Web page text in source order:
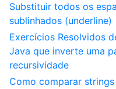
Substituir todos os
sublinhados (underline)
Exercícios Resolvidos
Java que inverte uma
recursividade
Como comparar